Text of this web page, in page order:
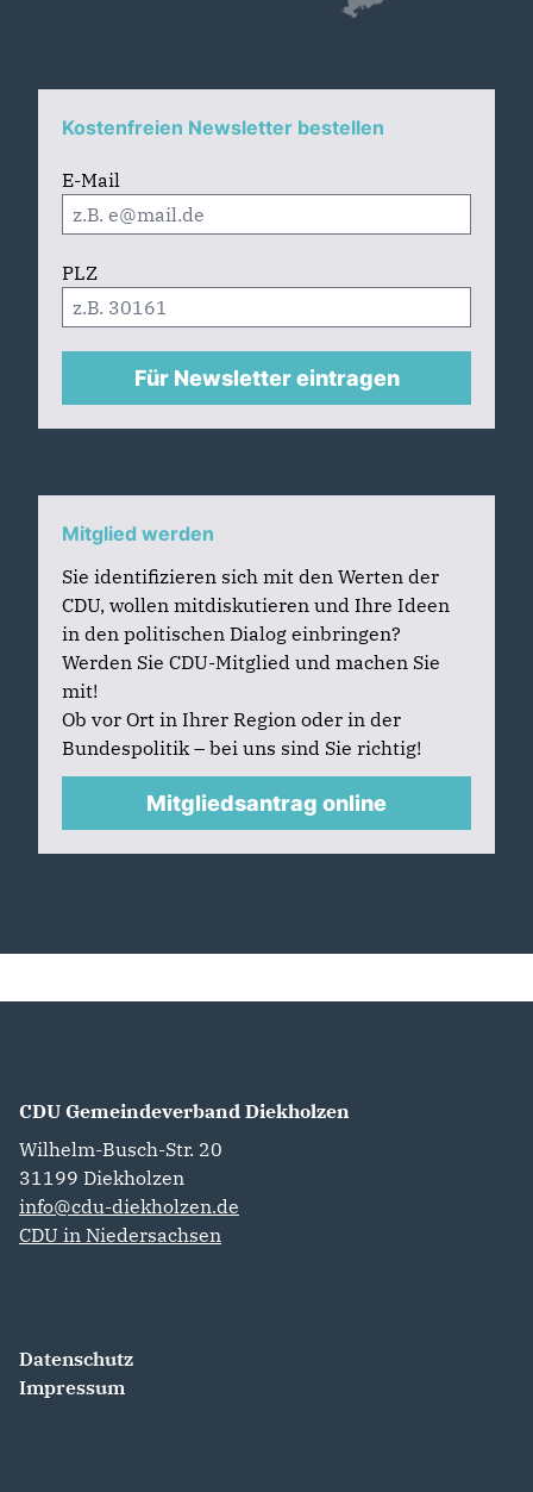
Kostenfreien Newsletter bestellen
E-Mail
PLZ
Für Newsletter eintragen
Mitglied werden
Sie identifizieren sich mit den Werten der
CDU, wollen mitdiskutieren und Ihre Ideen
in den politischen Dialog einbringen?
Werden Sie CDU-Mitglied und machen Sie
mit!
Ob vor Ort in Ihrer Region oder in der
Bundespolitik – bei uns sind Sie richtig!
Mitgliedsantrag online
CDU Gemeindeverband Diekholzen
Wilhelm-Busch-Str. 20
31199 Diekholzen
info@cdu-diekholzen.de
CDU in Niedersachsen
Datenschutz
Impressum